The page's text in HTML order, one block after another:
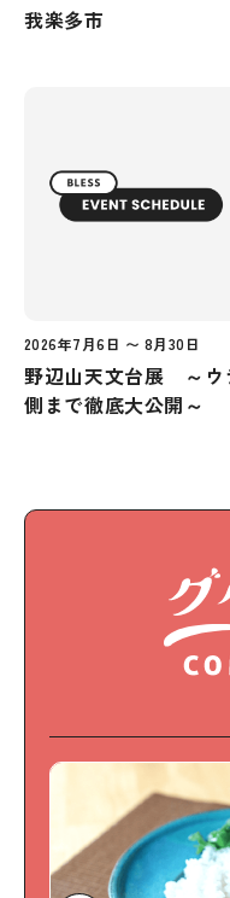
我楽多市
2026年7月6日 〜 8月30日
野辺山天文台展 ～ウ
側まで徹底大公開～